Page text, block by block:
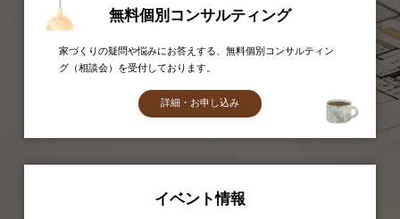
無料個別コンサルティング
家づくりの疑問や悩みにお答えする、無料個別コンサルティン
グ（相談会）を受付しております。
詳細・お申し込み
イベント情報